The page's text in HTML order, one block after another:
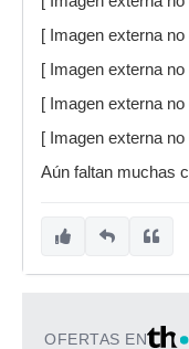
[ Imagen externa no
[ Imagen externa no
[ Imagen externa no
[ Imagen externa no
Aún faltan muchas
OFERTAS EN